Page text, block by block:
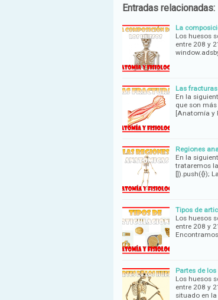
Entradas relacionadas:
La
Los huesos
entre 208 y
Las
En la
que son
[Anatomía y
Regiones
En la
trataremos
[]).push({});
Tipos de
Los huesos
entre 208 y
Partes de
Los huesos
entre 208 y
situado en la